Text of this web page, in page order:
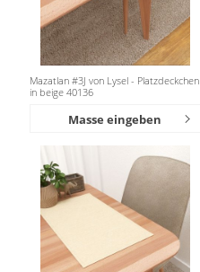
Mazatlan #3J von Lysel - Platzdeckchen
in beige 40136
Masse eingeben